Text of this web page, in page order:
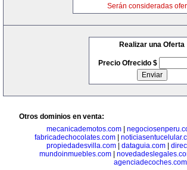
Serán consideradas
Realizar una Oferta
Precio Ofrecido $
Otros dominios en venta:
mecanicademotos.com|
fabricadechocolates.com|
propiedadesvilla.com| dataguia.com|
mundoinmuebles.com
agenciadecoches.com